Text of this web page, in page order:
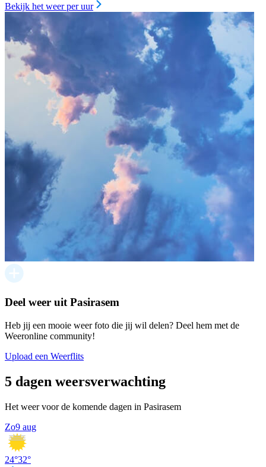
Bekijk het weer per uur
Deel weer uit Pasirasem
Heb jij een mooie weer foto die jij wil delen? Deel hem met de
Weeronline community!
Upload een Weerflits
5 dagen weersverwachting
Het weer voor de komende dagen in Pasirasem
Zo9 aug
24°32°